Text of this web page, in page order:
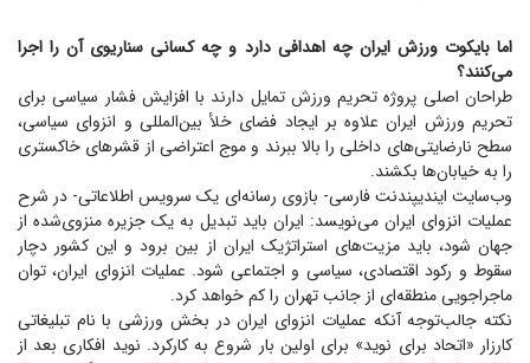
اما بایکوت ورزش ایران چه اهدافی دارد و چه کسانی سناریوی آن را اجرا
می‌کنند؟
طراحان اصلی پروژه تحریم ورزش تمایل دارند با افزایش فشار سیاسی برای
تحریم ورزش ایران علاوه بر ایجاد فضای خلأ بین‌المللی و انزوای سیاسی،
سطح نارضایتی‌های داخلی را بالا ببرند و موج اعتراضی از قشر‌های خاکستری
را به خیابان‌ها بکشند.
وب‌سایت ایندیپندنت فارسی- بازوی رسانه‌ای یک سرویس اطلاعاتی- در شرح
عملیات انزوای ایران می‌نویسد: ایران باید تبدیل به یک جزیره منزوی‌شده از
جهان شود، باید مزیت‌های استراتژیک ایران از بین برود و این کشور دچار
سقوط و رکود اقتصادی، سیاسی و اجتماعی شود. عملیات انزوای ایران، توان
ماجراجویی منطقه‌ای از جانب تهران را کم خواهد کرد.
نکته جالب‌توجه آنکه عملیات انزوای ایران در بخش ورزشی با نام تبلیغاتی
کارزار «اتحاد برای نوید» برای اولین بار شروع به کارکرد. نوید افکاری بعد از